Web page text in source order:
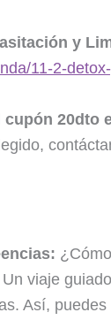
y
11-2-
cupón 20dto
viaje
Así,